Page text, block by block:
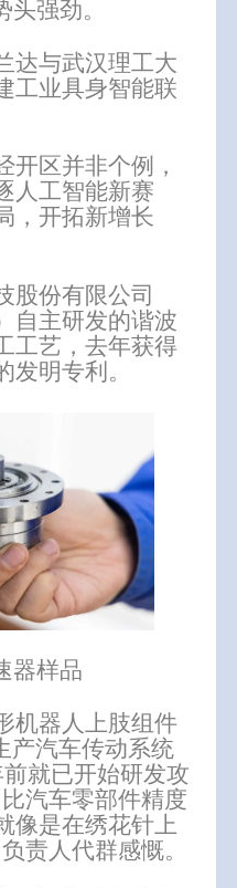
强劲。
达与武汉理工大
工业具身智能联
开区并非个例，
人工智能新赛
，开拓新增长
股份有限公司
自主研发的谐波
工艺，去年获得
发明专利。
器样品
机器人上肢组件
产汽车传动系统
就已开始研发攻
汽车零部件精度
像是在绣花针上
责人代群感慨。